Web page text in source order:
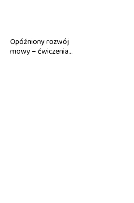
Opóźniony rozwój
mowy – ćwiczenia